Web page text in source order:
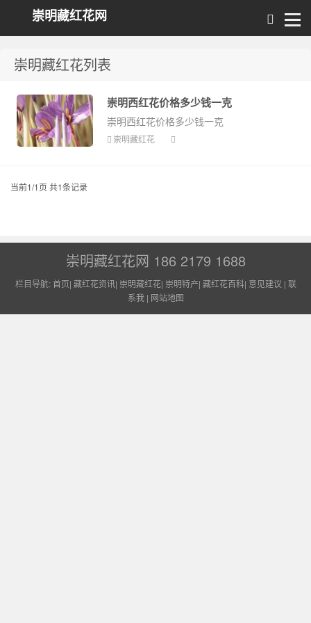
崇明藏红花网
崇明藏红花列表
崇明西红花价格多少钱一克
崇明西红花价格多少钱一克
崇明藏红花
当前1/1页 共1条记录
崇明藏红花网 186 2179 1688
栏目导航:首页| 藏红花资讯| 崇明藏红花| 崇明特产| 藏红花百科| 意见建议 | 联
系我| 网站地图